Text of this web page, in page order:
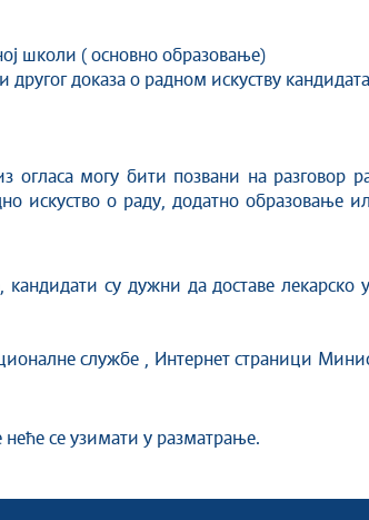
школи ( основно образовање)
доказа о радном искуству
огласа могу бити позвани на
искуство о раду, додатно образовање
су дужни да доставе лекарско
службе , Интернет страници
неће се узимати у разматрање.